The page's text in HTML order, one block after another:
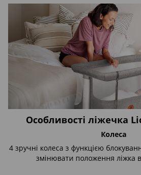
Особливості ліжечка
Колеса
4 зручні колеса з функцією
змінювати положення ліжка